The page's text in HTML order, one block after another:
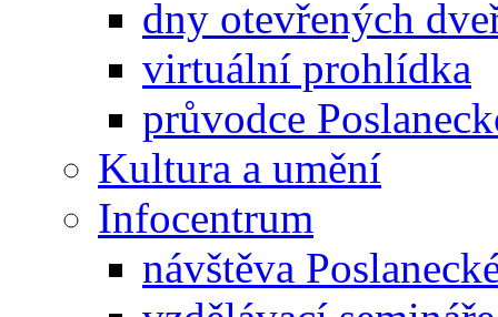
dny otevřených
virtuální prohlídka
průvodce
Kultura a umění
Infocentrum
návštěva